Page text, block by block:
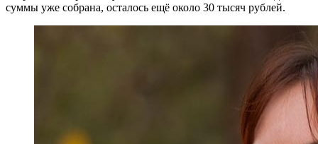
суммы уже собрана, осталось ещё около 30 тысяч рублей.